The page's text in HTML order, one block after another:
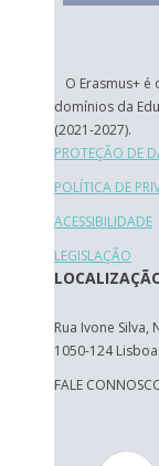
O Erasmus+
domínios da
(2021-2027).
PROTEÇÃO DE
POLÍTICA DE
ACESSIBILIDADE
LEGISLAÇÃO
Rua Ivone Silva,
1050-124 Lisboa
FALE